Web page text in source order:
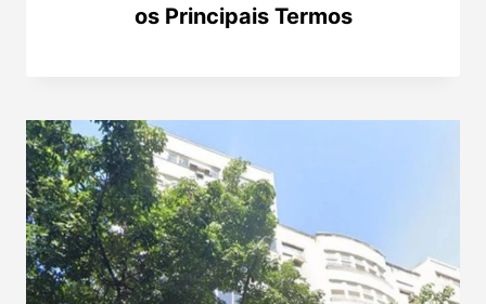
os Principais Termos